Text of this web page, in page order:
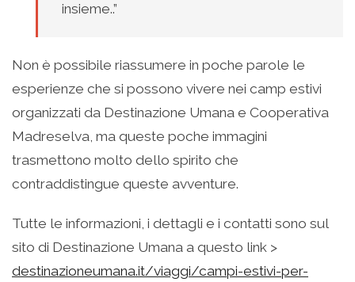
insieme..”
Non è possibile riassumere in poche parole le
esperienze che si possono vivere nei camp estivi
organizzati da Destinazione Umana e Cooperativa
Madreselva, ma queste poche immagini
trasmettono molto dello spirito che
contraddistingue queste avventure.
Tutte le informazioni, i dettagli e i contatti sono sul
sito di Destinazione Umana a questo link >
destinazioneumana.it/viaggi/campi-estivi-per-